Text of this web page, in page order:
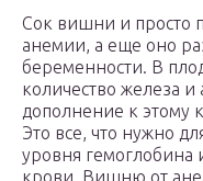
Сок вишни и просто
анемии, а еще оно
беременности. В
количество железа
дополнение к этому
Это все, что нужно
уровня гемоглобина
крови. Вишню от